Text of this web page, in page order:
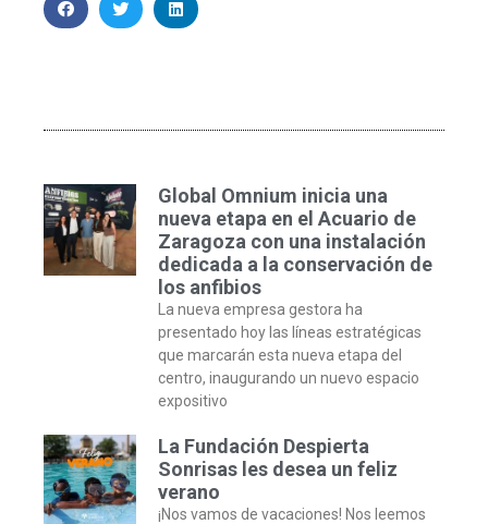
Global Omnium inicia una
nueva etapa en el Acuario de
Zaragoza con una instalación
dedicada a la conservación de
los anfibios
La nueva empresa gestora ha
presentado hoy las líneas estratégicas
que marcarán esta nueva etapa del
centro, inaugurando un nuevo espacio
expositivo
La Fundación Despierta
Sonrisas les desea un feliz
verano
¡Nos vamos de vacaciones! Nos leemos